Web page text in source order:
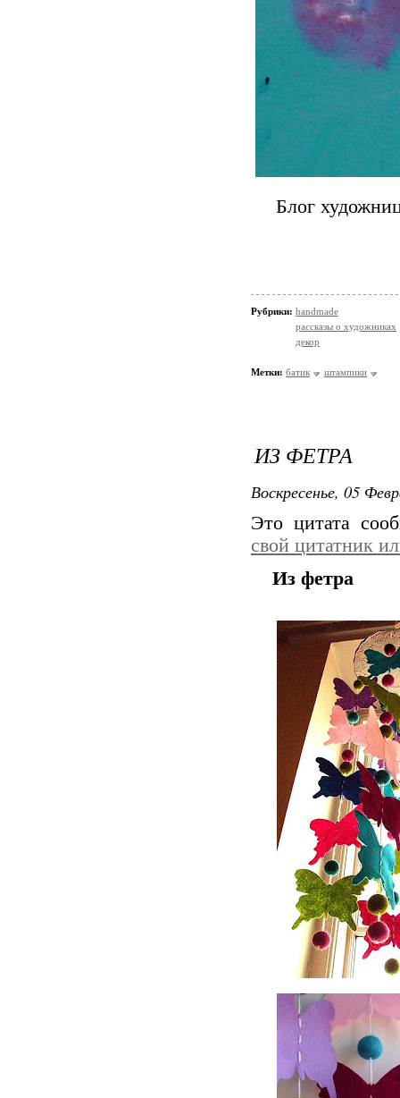
Блог
Рубрики: handmade
рассказы о художниках
декор
Метки: батик штампики
ИЗ ФЕТРА
Воскресенье, 05
Это цитата
свой цитатник
Из фетра